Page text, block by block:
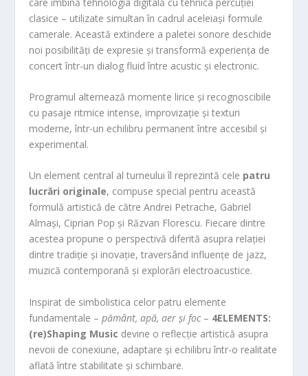
clasice – utilizate simultan în cadrul aceleiași formule
camerale. Această extindere a paletei sonore deschide
noi posibilități de expresie și transformă experiența de
concert într-un dialog fluid între acustic și electronic.
Programul alternează momente lirice și recognoscibile
cu pasaje ritmice intense, improvizație și texturi
moderne, într-un echilibru permanent între accesibil și
experimental.
Un element central al turneului îl reprezintă cele patru
lucrări originale, compuse special pentru această
formulă artistică de către Andrei Petrache, Gabriel
Almași, Ciprian Pop și Răzvan Florescu. Fiecare dintre
acestea propune o perspectivă diferită asupra relației
dintre tradiție și inovație, traversând influențe de jazz,
muzică contemporană și explorări electroacustice.
Inspirat de simbolistica celor patru elemente
fundamentale –pământ, apă, aer și foc– 4ELEMENTS:
(re)Shaping Music devine o reflecție artistică asupra
nevoii de conexiune, adaptare și echilibru într-o realitate
aflată între stabilitate și schimbare.